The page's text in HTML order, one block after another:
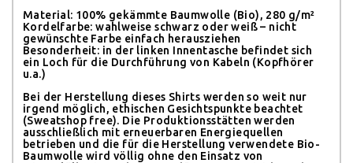
Material: 100% gekämmte Baumwolle (Bio), 280 g/m²
Kordelfarbe: wahlweise schwarz oder weiß – nicht
gewünschte Farbe einfach herausziehen
Besonderheit: in der linken Innentasche befindet sich
ein Loch für die Durchführung von Kabeln (Kopfhörer
u.a.)
Bei der Herstellung dieses Shirts werden so weit nur
irgend möglich, ethischen Gesichtspunkte beachtet
(Sweatshop free). Die Produktionsstätten werden
ausschließlich mit erneuerbaren Energiequellen
betrieben und die für die Herstellung verwendete Bio-
Baumwolle wird völlig ohne den Einsatz von